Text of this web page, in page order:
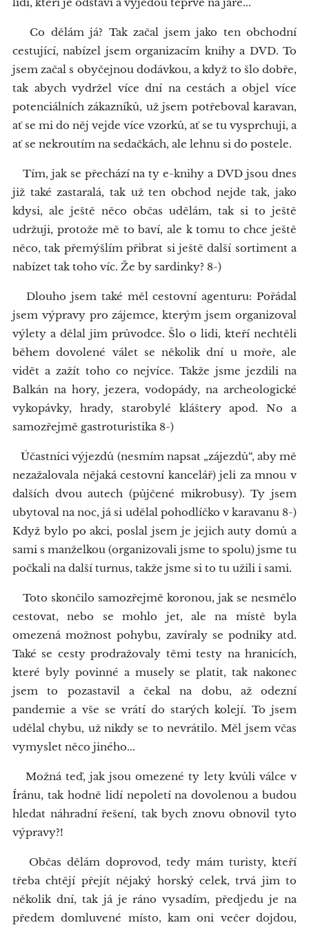
Co dělám já? Tak začal jsem jako ten obchodní
cestující, nabízel jsem organizacím knihy a DVD. To
jsem začal s obyčejnou dodávkou, a když to šlo dobře,
tak abych vydržel více dní na cestách a objel více
potenciálních zákazníků, už jsem potřeboval karavan,
ať se mi do něj vejde více vzorků, ať se tu vysprchuji, a
ať se nekroutím na sedačkách, ale lehnu si do postele.
Tím, jak se přechází na ty e-knihy a DVD jsou dnes
již také zastaralá, tak už ten obchod nejde tak, jako
kdysi, ale ještě něco občas udělám, tak si to ještě
udržuji, protože mě to baví, ale k tomu to chce ještě
něco, tak přemýšlím přibrat si ještě další sortiment a
nabízet tak toho víc. Že by sardinky? 8-)
Dlouho jsem také měl cestovní agenturu: Pořádal
jsem výpravy pro zájemce, kterým jsem organizoval
výlety a dělal jim průvodce. Šlo o lidi, kteří nechtěli
během dovolené válet se několik dní u moře, ale
vidět a zažít toho co nejvíce. Takže jsme jezdili na
Balkán na hory, jezera, vodopády, na archeologické
vykopávky, hrady, starobylé kláštery apod. No a
samozřejmě gastroturistika 8-)
Účastníci výjezdů (nesmím napsat „zájezdů“, aby mě
nezažalovala nějaká cestovní kancelář) jeli za mnou v
dalších dvou autech (půjčené mikrobusy). Ty jsem
ubytoval na noc, já si udělal pohodlíčko v karavanu 8-)
Když bylo po akci, poslal jsem je jejich auty domů a
sami s manželkou (organizovali jsme to spolu) jsme tu
počkali na další turnus, takže jsme si to tu užili i sami.
Toto skončilo samozřejmě koronou, jak se nesmělo
cestovat, nebo se mohlo jet, ale na místě byla
omezená možnost pohybu, zavíraly se podniky atd.
Také se cesty prodražovaly těmi testy na hranicích,
které byly povinné a musely se platit, tak nakonec
jsem to pozastavil a čekal na dobu, až odezní
pandemie a vše se vrátí do starých kolejí. To jsem
udělal chybu, už nikdy se to nevrátilo. Měl jsem včas
vymyslet něco jiného...
Možná teď, jak jsou omezené ty lety kvůli válce v
Íránu, tak hodně lidí nepoletí na dovolenou a budou
hledat náhradní řešení, tak bych znovu obnovil tyto
výpravy?!
Občas dělám doprovod, tedy mám turisty, kteří
třeba chtějí přejít nějaký horský celek, trvá jim to
několik dní, tak já je ráno vysadím, předjedu je na
předem domluvené místo, kam oni večer dojdou,